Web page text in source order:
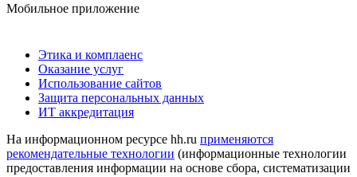
Мобильное приложение
Этика и комплаенс
Оказание услуг
Использование сайтов
Защита персональных данных
ИТ аккредитация
На информационном ресурсе hh.ru применяются
рекомендательные технологии (информационные технологии
предоставления информации на основе сбора, систематизации